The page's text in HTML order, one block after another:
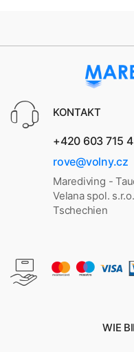
KONTAKT
+420 603 715
rove@volny.cz
Marediving -
Velana spol.
Tschechien
WIE